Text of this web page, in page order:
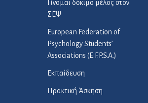
Γίνομαι δόκιμο μέλος στον
ΣΕΨ
European Federation of
Psychology Students’
Associations (E.F.P.S.A.)
Εκπαίδευση
Πρακτική Άσκηση